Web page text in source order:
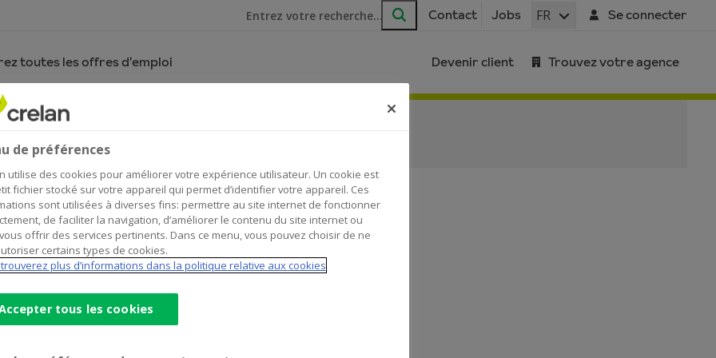
Je cherche
Rechercher
Contact Jobs FR Se connecter
toutes les offres d'emploi Devenir client Trouvez votre agence
clients et les prospects
de préférences
utilise des cookies pour améliorer votre expérience utilisateur. Un cookie est
fichier stocké sur votre appareil qui permet d’identifier votre appareil. Ces
sont utilisées à diverses fins: permettre au site internet de fonctionner
de faciliter la navigation, d’améliorer le contenu du site internet ou
offrir des services pertinents. Dans ce menu, vous pouvez choisir de ne
certains types de cookies.
plus d’informations dans la politique relative aux cookies
tous les cookies